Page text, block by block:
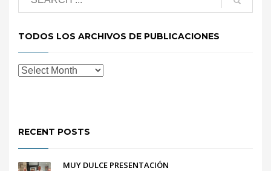
TODOS LOS ARCHIVOS DE PUBLICACIONES
RECENT POSTS
MUY DULCE PRESENTACIÓN